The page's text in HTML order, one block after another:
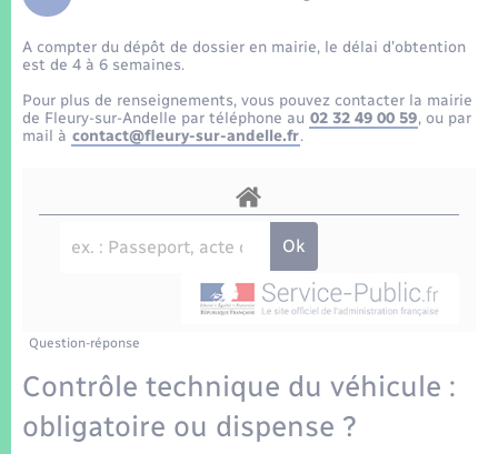
Etat-civil - Papiers - Citoyenneté
Mariage – PACS
Parrainage civil
Logement - Urbanisme
Nouvel habitant
Organisation d’événement
Sécurité - Prévention
Transports scolaires
Travaux - Autorisation d’occupation de l’espace
public
Compétences
Plan interactif
La Communauté de communes
A compter du dépôt de dossier en mairie, le délai d’obtention
est de 4 à 6 semaines.
Pour plus de renseignements, vous pouvez contacter la mairie
de Fleury-sur-Andelle par téléphone au 02 32 49 00 59, ou par
mail à contact@fleury-sur-andelle.fr.
Question-réponse
Contrôle technique du véhicule :
obligatoire ou dispense ?